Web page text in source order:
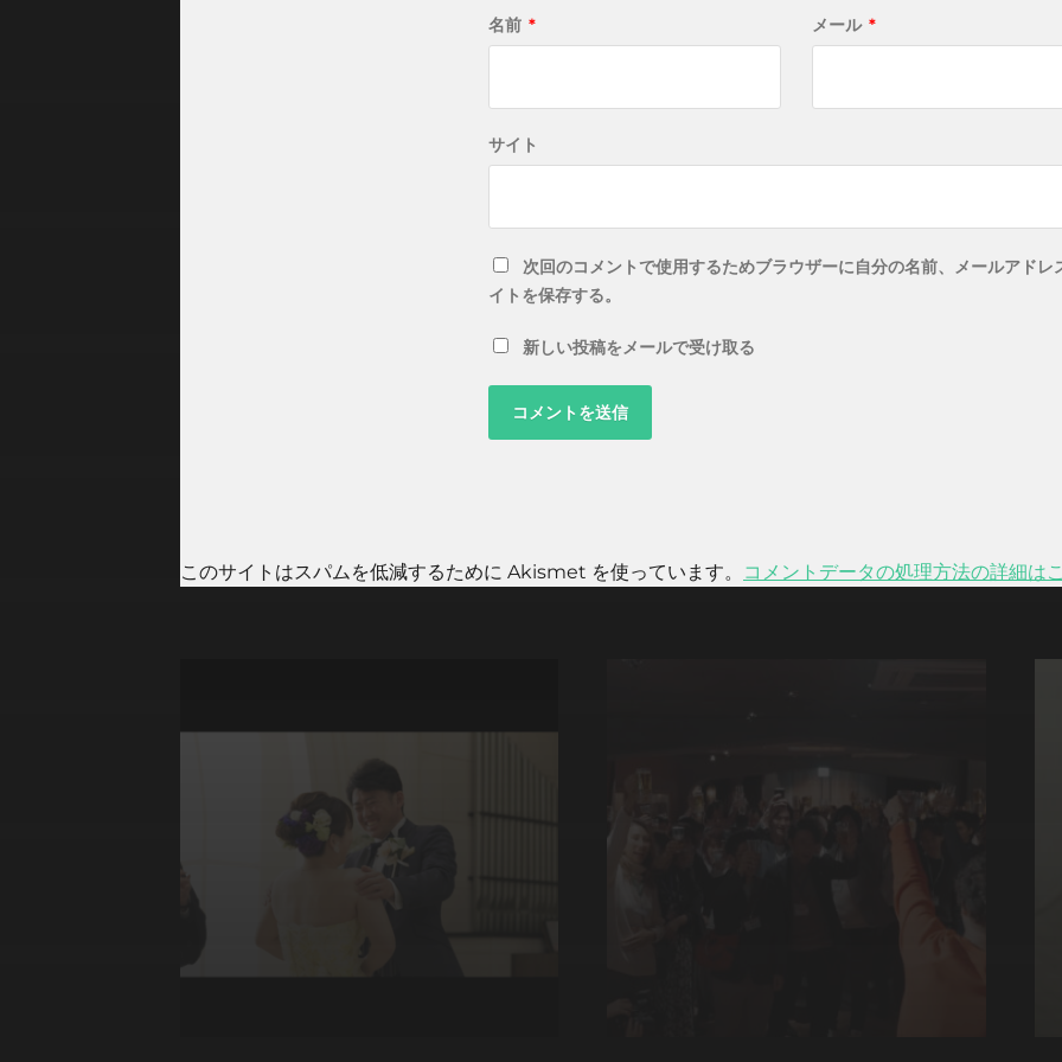
名前 * メール *
サイト
次回のコメントで使用するためブラウザーに自分の名前、メールアドレ
イトを保存する。
新しい投稿をメールで受け取る
このサイトはスパムを低減するために Akismet を使っています。 コメントデータの処理方法の詳細は